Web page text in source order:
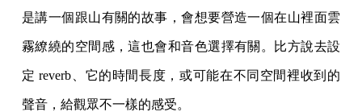
是講一個跟山有關的故事，會想要營造一個在山裡面雲
霧繚繞的空間感，這也會和音色選擇有關。比方說去設
定 reverb、它的時間長度，或可能在不同空間裡收到的
聲音，給觀眾不一樣的感受。